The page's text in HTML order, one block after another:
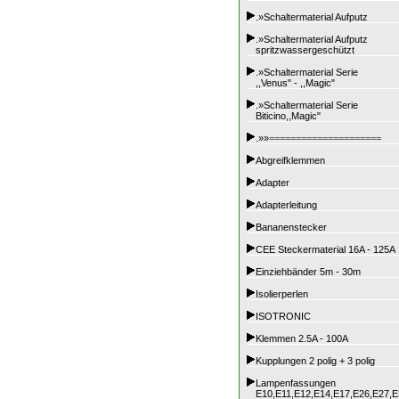
.»Schaltermaterial Aufputz
.»Schaltermaterial Aufputz
spritzwassergeschützt
.»Schaltermaterial Serie
,,Venus" - ,,Magic"
.»Schaltermaterial Serie
Biticino,,Magic"
.»»=====================
Abgreifklemmen
Adapter
Adapterleitung
Bananenstecker
CEE Steckermaterial 16A - 125A
Einziehbänder 5m - 30m
Isolierperlen
ISOTRONIC
Klemmen 2.5A - 100A
Kupplungen 2 polig + 3 polig
Lampenfassungen